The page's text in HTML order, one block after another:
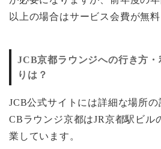
以上の場合はサービス会費が無料
JCB京都ラウンジへの行き方
りは？
JCB公式サイトには詳細な場所
CBラウンジ京都はJR京都駅ビル
業しています。